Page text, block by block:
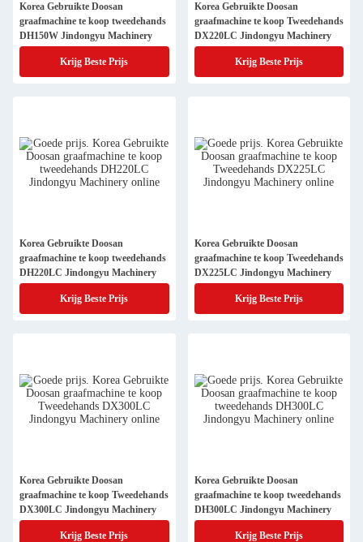
Korea Gebruikte Doosan
graafmachine te koop tweedehands
DH150W Jindongyu Machinery
Krijg Beste Prijs
Korea Gebruikte Doosan
graafmachine te koop Tweedehands
DX220LC Jindongyu Machinery
Krijg Beste Prijs
Korea Gebruikte Doosan
graafmachine te koop tweedehands
DH220LC Jindongyu Machinery
Krijg Beste Prijs
Korea Gebruikte Doosan
graafmachine te koop Tweedehands
DX225LC Jindongyu Machinery
Krijg Beste Prijs
Korea Gebruikte Doosan
graafmachine te koop Tweedehands
DX300LC Jindongyu Machinery
Krijg Beste Prijs
Korea Gebruikte Doosan
graafmachine te koop tweedehands
DH300LC Jindongyu Machinery
Krijg Beste Prijs